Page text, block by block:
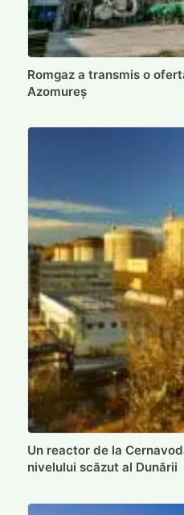
Romgaz a transmis o
Azomureș
Un reactor de la
nivelului scăzut al Dunării